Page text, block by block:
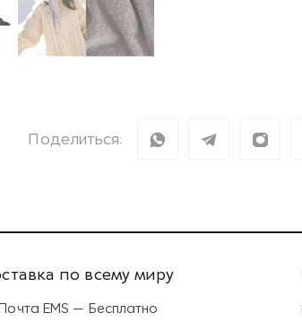
Поделиться:
по всему миру
EMS — Бесплатно